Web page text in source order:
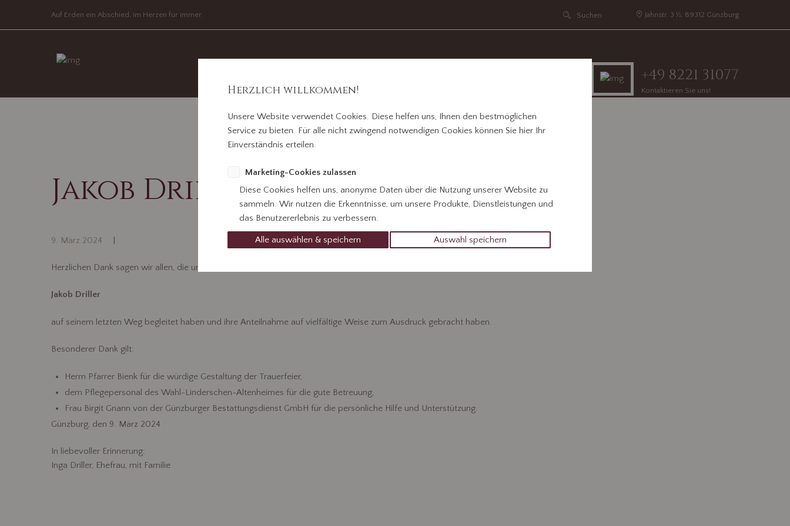
Auf Erden ein Abschied, im Herzen für immer. Jahnstr. 3 ½, 89312 Günzburg
+49 8221 31077
Kontaktieren Sie uns!
Jakob Driller
9. März 2024
Herzlichen Dank sagen wir allen, die unseren lieben Verstorbenen
Jakob Driller
auf seinem letzten Weg begleitet haben und ihre Anteilnahme auf vielfältige Weise zum Ausdruck gebracht haben.
Besonderer Dank gilt:
Herrn Pfarrer Bienk für die würdige Gestaltung der Trauerfeier,
dem Pflegepersonal des Wahl-Linderschen-Altenheimes für die gute Betreuung,
Frau Birgit Gnann von der Günzburger Bestattungsdienst GmbH für die persönliche Hilfe und Unterstützung.
Günzburg, den 9. März 2024
In liebevoller Erinnerung:
Inga Driller, Ehefrau, mit Familie
Herzlich willkommen!
Unsere Website verwendet Cookies. Diese helfen uns, Ihnen den bestmöglichen
Service zu bieten. Für alle nicht zwingend notwendigen Cookies können Sie hier Ihr
Einverständnis erteilen.
Marketing-Cookies zulassen
Diese Cookies helfen uns, anonyme Daten über die Nutzung unserer Website zu
sammeln. Wir nutzen die Erkenntnisse, um unsere Produkte, Dienstleistungen und
das Benutzererlebnis zu verbessern.
Alle auswählen & speichern Auswahl speichern